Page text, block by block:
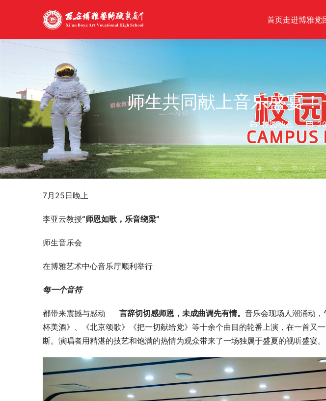
首页走进博雅党
师生共同献上音乐盛宴
校园动态
7月25日晚上
李亚云教授“师恩如歌，乐音绕梁”
师生音乐会
在博雅艺术中心音乐厅顺利举行
每一个音符
都带来震撼与感动 言辞切切感师恩，未成曲调先有情。 音乐会现场人潮涌动
杯美酒》、《北京颂歌》《把一切献给党》等十余个曲目的轮番上演，在一首又
断。演唱者用精湛的技艺和饱满的热情为观众带来了一场独属于盛夏的视听盛宴。